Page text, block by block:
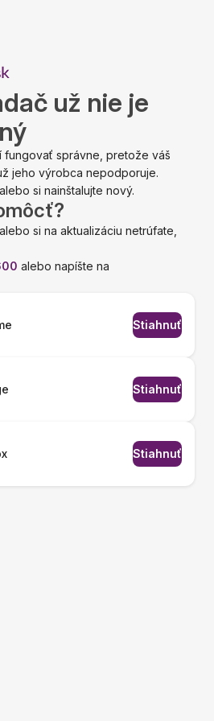
už nie je
fungovať správne, pretože váš
jeho výrobca nepodporuje.
si nainštalujte nový.
si na aktualizáciu netrúfate,
alebo napíšte na
Stiahnuť
Stiahnuť
Stiahnuť